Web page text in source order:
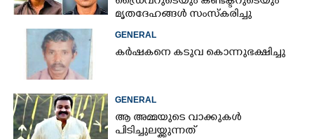
മൃതദേഹങ്ങൾ സംസ്കരിച്ചു
GENERAL
കർഷകനെ കടുവ കൊന്നുഭക്ഷിച്ചു
GENERAL
ആ അമ്മയുടെ വാക്കുകൾ
പിടിച്ചുലയ്ക്കുന്നത്